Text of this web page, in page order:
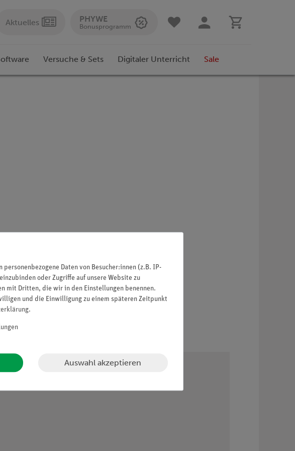
Aktuelles PHYWE
Bonusprogramm
Versuche & Sets Digitaler Unterricht Sale
Daten von Besucher:innen (z.B. IP-
oder Zugriffe auf unsere Website zu
mit Dritten, die wir in den Einstellungen benennen.
und die Einwilligung zu einem späteren Zeitpunkt
.
Auswahl akzeptieren